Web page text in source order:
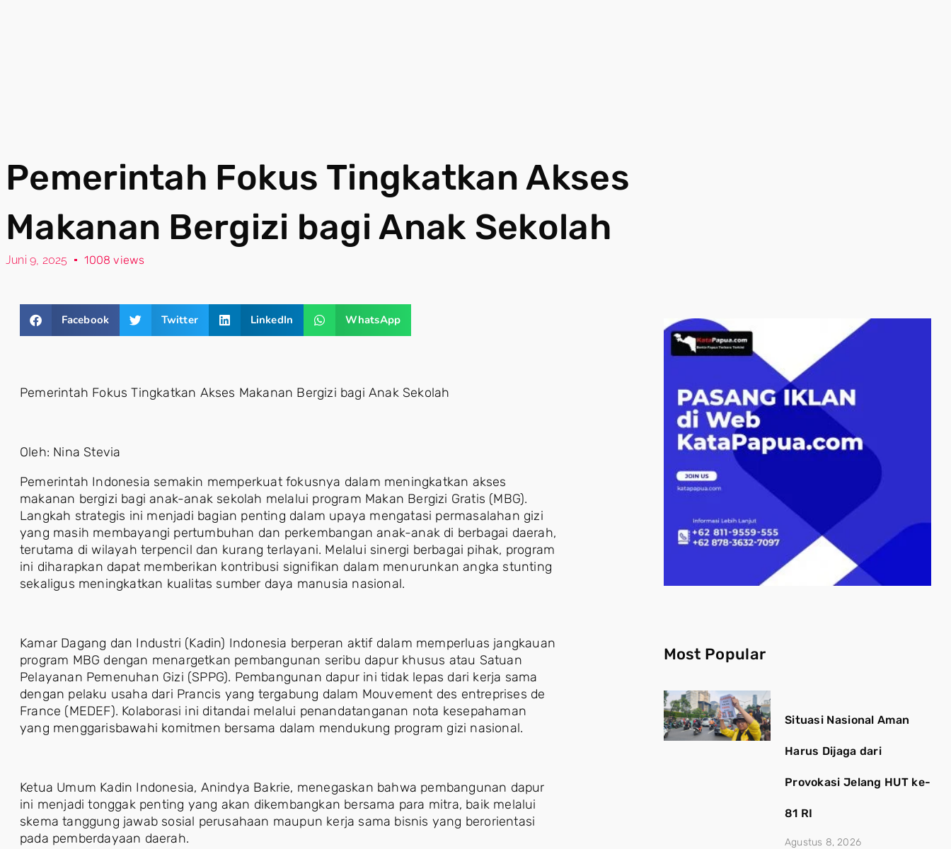
Pemerintah Fokus Tingkatkan Akses
Makanan Bergizi bagi Anak Sekolah
Juni 9, 2025 1008 views
Facebook Twitter LinkedIn WhatsApp
Pemerintah Fokus Tingkatkan Akses Makanan Bergizi bagi Anak Sekolah
Oleh: Nina Stevia
Pemerintah Indonesia semakin memperkuat fokusnya dalam meningkatkan akses
makanan bergizi bagi anak-anak sekolah melalui program Makan Bergizi Gratis (MBG).
Langkah strategis ini menjadi bagian penting dalam upaya mengatasi permasalahan gizi
yang masih membayangi pertumbuhan dan perkembangan anak-anak di berbagai daerah,
terutama di wilayah terpencil dan kurang terlayani. Melalui sinergi berbagai pihak, program
ini diharapkan dapat memberikan kontribusi signifikan dalam menurunkan angka stunting
sekaligus meningkatkan kualitas sumber daya manusia nasional.
Kamar Dagang dan Industri (Kadin) Indonesia berperan aktif dalam memperluas jangkauan
program MBG dengan menargetkan pembangunan seribu dapur khusus atau Satuan
Pelayanan Pemenuhan Gizi (SPPG). Pembangunan dapur ini tidak lepas dari kerja sama
dengan pelaku usaha dari Prancis yang tergabung dalam Mouvement des entreprises de
France (MEDEF). Kolaborasi ini ditandai melalui penandatanganan nota kesepahaman
yang menggarisbawahi komitmen bersama dalam mendukung program gizi nasional.
Ketua Umum Kadin Indonesia, Anindya Bakrie, menegaskan bahwa pembangunan dapur
ini menjadi tonggak penting yang akan dikembangkan bersama para mitra, baik melalui
skema tanggung jawab sosial perusahaan maupun kerja sama bisnis yang berorientasi
pada pemberdayaan daerah.
Most Popular
Situasi Nasional Aman
Harus Dijaga dari
Provokasi Jelang HUT ke-
81 RI
Agustus 8, 2026